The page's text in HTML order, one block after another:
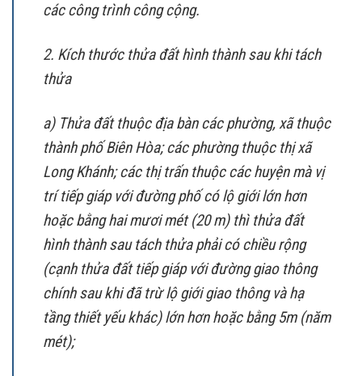
các công trình công cộng.
2. Kích thước thửa đất hình thành sau khi tách
thửa
a) Thửa đất thuộc địa bàn các phường, xã thuộc
thành phố Biên Hòa; các phường thuộc thị xã
Long Khánh; các thị trấn thuộc các huyện mà vị
trí tiếp giáp với đường phố có lộ giới lớn hơn
hoặc bằng hai mươi mét (20 m) thì thửa đất
hình thành sau tách thửa phải có chiều rộng
(cạnh thửa đất tiếp giáp với đường giao thông
chính sau khi đã trừ lộ giới giao thông và hạ
tầng thiết yếu khác) lớn hơn hoặc bằng 5m (năm
mét);